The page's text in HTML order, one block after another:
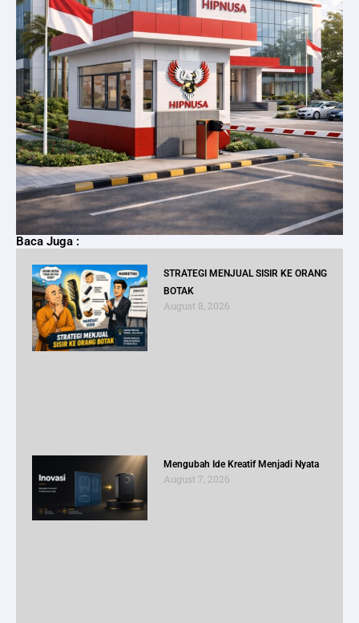
Baca Juga :
STRATEGI MENJUAL SISIR KE ORANG
BOTAK
August 8, 2026
Mengubah Ide Kreatif Menjadi Nyata
August 7, 2026